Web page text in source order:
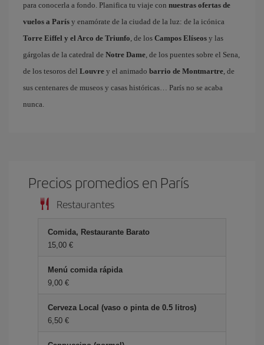
para conocerla a fondo. Planifica tu viaje con nuestras ofertas de
vuelos a París y enamórate de la ciudad de la luz: de la icónica
Torre Eiffel y el Arco de Triunfo, de los Campos Elíseos y las
gárgolas de la catedral de Notre Dame, de los puentes sobre el Sena,
de los tesoros del Louvre y el animado barrio de Montmartre, de
sus centenares de museos y casas históricas… París no se acaba
nunca.
Precios promedios en París
Restaurantes
Comida, Restaurante Barato
15,00 €
Menú comida rápida
9,00 €
Cerveza Local (vaso o pinta de 0.5 litros)
6,50 €